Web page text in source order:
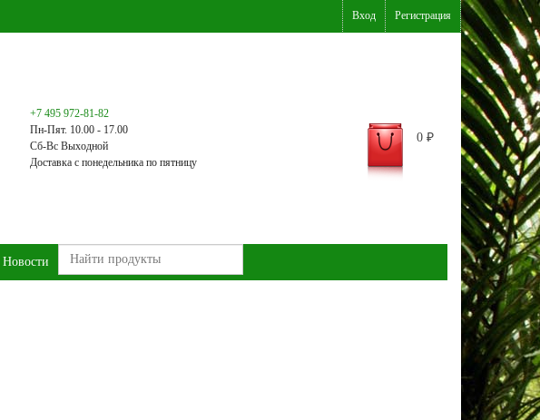
Вход Регистрация
+7 495 972-81-82
Пн-Пят. 10.00 - 17.00
Сб-Вс Выходной
Доставка с понедельника по пятницу
0 ₽
Новости